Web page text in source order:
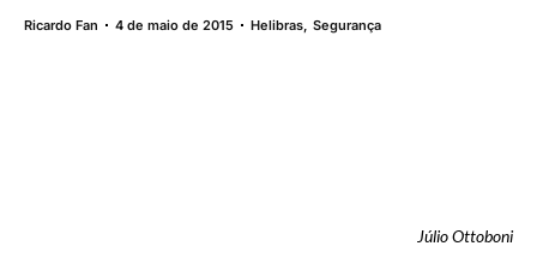
Ricardo Fan 4 de maio de 2015 Helibras,Segurança
Júlio Ottoboni